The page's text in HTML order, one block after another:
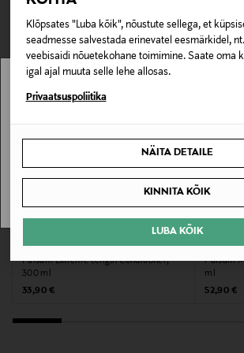
Klõpsates "Luba kõik", nõustute sellega, et
seadmesse salvestada erinevatel eesmärkidel,
veebisaidi nõuetekohane toimimine. Saate oma
igal ajal muuta selle lehe allosas.
Privaatsuspoliitika
NÄITA DETAILE
KINNITA KÕIK
LUBA KÕIK
Pakendi suurus
300 ml
Kategooria
300 ml
Valmistaja tootenumber
Tootja
E-POE TAGASTUSED
VAATASID KA
REDKEN
Palsam Extreme Length Conditioner,
300 ml
Original Price
33,90 €
Palsam
ml
Original
52,90 €
Stockmann pole Sinu riigis
SAAN ARU